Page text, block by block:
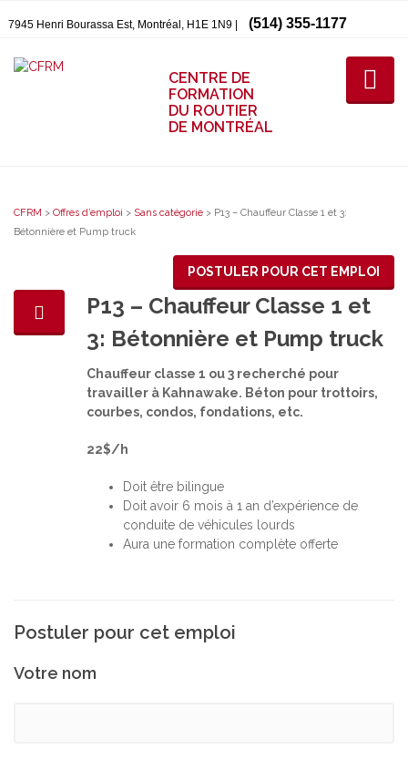
7945 Henri Bourassa Est, Montréal, H1E 1N9 | (514) 355-1177
CENTRE DE
FORMATION
DU ROUTIER
DE MONTRÉAL
CFRM > Offres d’emploi > Sans catégorie > P13 – Chauffeur Classe 1 et 3:
Bétonnière et Pump truck
POSTULER POUR CET EMPLOI
P13 – Chauffeur Classe 1 et
3: Bétonnière et Pump truck
Chauffeur classe 1 ou 3 recherché pour
travailler à Kahnawake. Béton pour trottoirs,
courbes, condos, fondations, etc.
22$/h
Doit être bilingue
Doit avoir 6 mois à 1 an d’expérience de
conduite de véhicules lourds
Aura une formation complète offerte
Postuler pour cet emploi
Votre nom